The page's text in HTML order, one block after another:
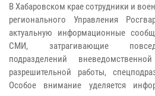
В Хабаровском крае сотрудники и
регионального Управления
актуальную информационные
СМИ, затрагивающие
подразделений
разрешительной работы,
Особое внимание уделяется